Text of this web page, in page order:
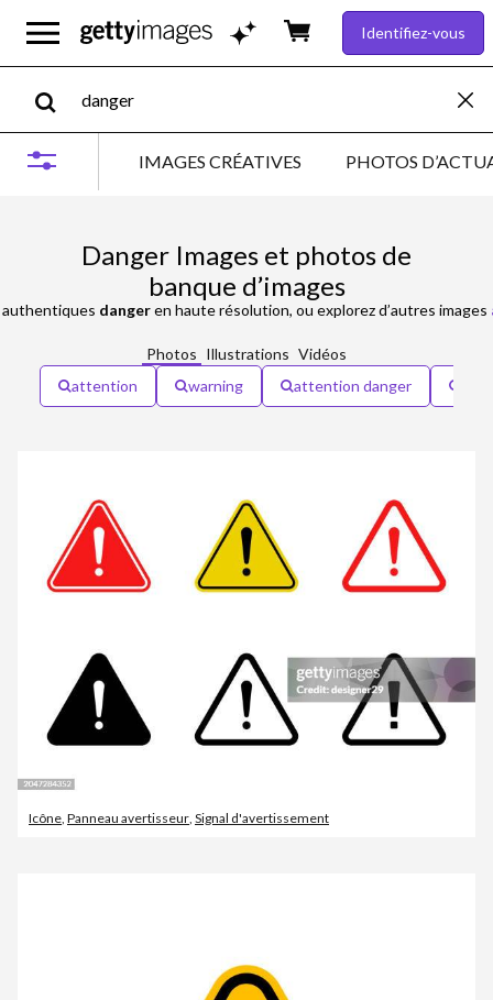
Identifiez-vous
IMAGES CRÉATIVES PHOTOS
Danger Images et photos de
banque d’images
authentiques dangeren haute résolution, ou explorez d’autres images
Photos Illustrations Vidéos
attention
warning attention danger
Icône, Panneau avertisseur, Signal d'avertissement